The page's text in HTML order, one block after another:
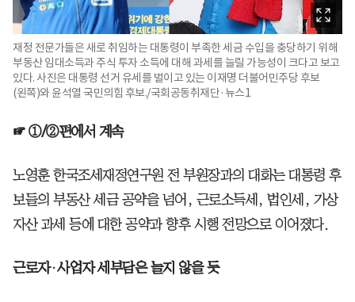
재정 전문가들은 새로 취임하는 대통령이 부족한 세금 수입을 충당하기 위해
부동산 임대소득과 주식 투자 소득에 대해 과세를 늘릴 가능성이 크다고 보고
있다. 사진은 대통령 선거 유세를 벌이고 있는 이재명 더불어민주당 후보
(왼쪽)와 윤석열 국민의힘 후보./국회공동취재단·뉴스1
☞ ①/②편에서 계속
노영훈 한국조세재정연구원 전 부원장과의 대화는 대통령 후
보들의 부동산 세금 공약을 넘어, 근로소득세, 법인세, 가상
자산 과세 등에 대한 공약과 향후 시행 전망으로 이어졌다.
근로자·사업자 세부담은 늘지 않을 듯